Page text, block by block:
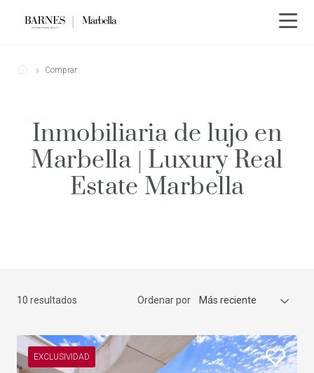
Comprar
Inmobiliaria de lujo en
Marbella | Luxury Real
Estate Marbella
10 resultados Ordenar por Más reciente
EXCLUSIVIDAD